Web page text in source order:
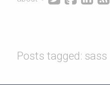
Posts tagged: sass